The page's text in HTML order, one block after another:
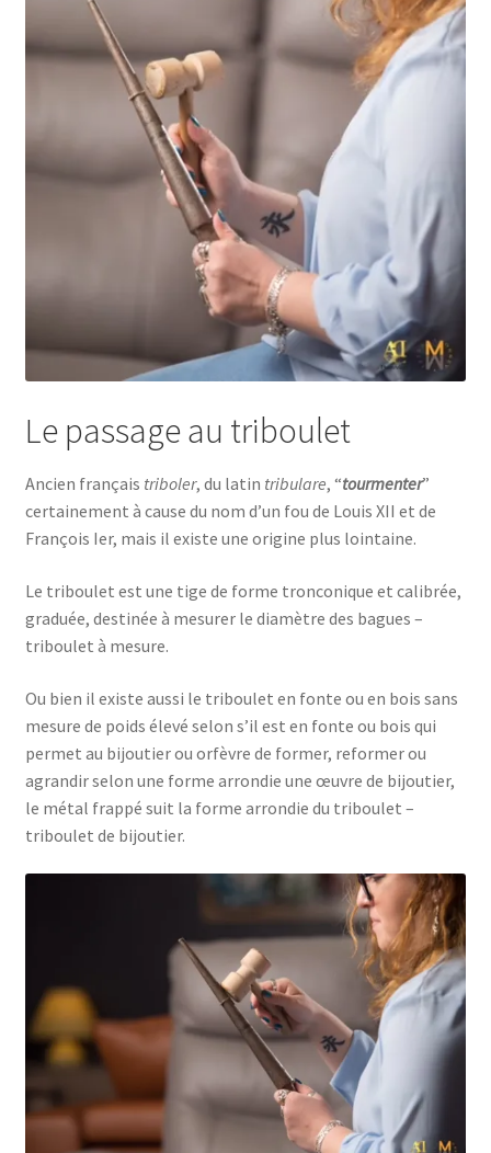
Le passage au triboulet
Ancien français triboler, du latin tribulare, “tourmenter”
certainement à cause du nom d’un fou de Louis XII et de
François Ier, mais il existe une origine plus lointaine.
Le triboulet est une tige de forme tronconique et calibrée,
graduée, destinée à mesurer le diamètre des bagues –
triboulet à mesure.
Ou bien il existe aussi le triboulet en fonte ou en bois sans
mesure de poids élevé selon s’il est en fonte ou bois qui
permet au bijoutier ou orfèvre de former, reformer ou
agrandir selon une forme arrondie une œuvre de bijoutier,
le métal frappé suit la forme arrondie du triboulet –
triboulet de bijoutier.